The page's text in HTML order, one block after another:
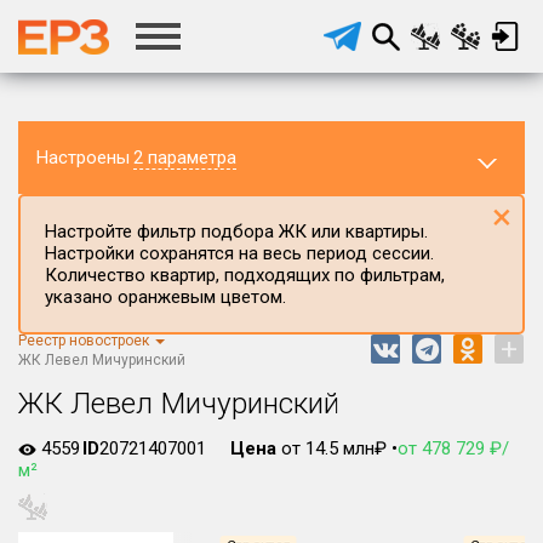
Настроены 2 параметра
Регион ЖК
Все
Настройте фильтр подбора ЖК или квартиры.
Настройки сохранятся на весь период сессии.
Количество квартир, подходящих по фильтрам,
указано оранжевым цветом.
×
Реестр новостроек
ЖК Левел Мичуринский
+
ЖК Левел Мичуринский
4559 ID20721407001 Цена от 14.5 млн₽ •от 478 729 ₽/
м²